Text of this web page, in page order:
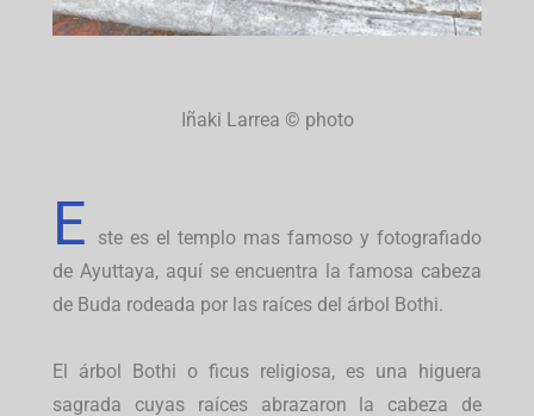
Iñaki Larrea © photo
E
ste es el templo mas famoso y fotografiado
de Ayuttaya, aquí se encuentra la famosa cabeza
de Buda rodeada por las raíces del árbol Bothi.
El árbol Bothi o ficus religiosa, es una higuera
sagrada cuyas raíces abrazaron la cabeza de